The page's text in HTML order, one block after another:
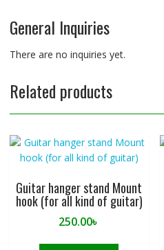
General Inquiries
There are no inquiries yet.
Related products
Guitar hanger stand Mount
hook (for all kind of guitar)
250.00৳